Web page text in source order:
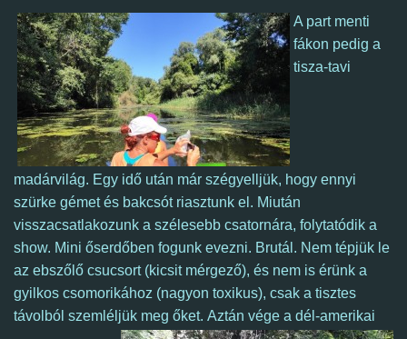
A part menti
fákon pedig a
tisza-tavi
madárvilág. Egy idő után már szégyelljük, hogy ennyi
szürke gémet és bakcsót riasztunk el. Miután
visszacsatlakozunk a szélesebb csatornára, folytatódik a
show. Mini őserdőben fogunk evezni. Brutál. Nem tépjük le
az ebszőlő csucsort (kicsit mérgező), és nem is érünk a
gyilkos csomorikához (nagyon toxikus), csak a tisztes
távolból szemléljük meg őket. Aztán vége a dél-amerikai